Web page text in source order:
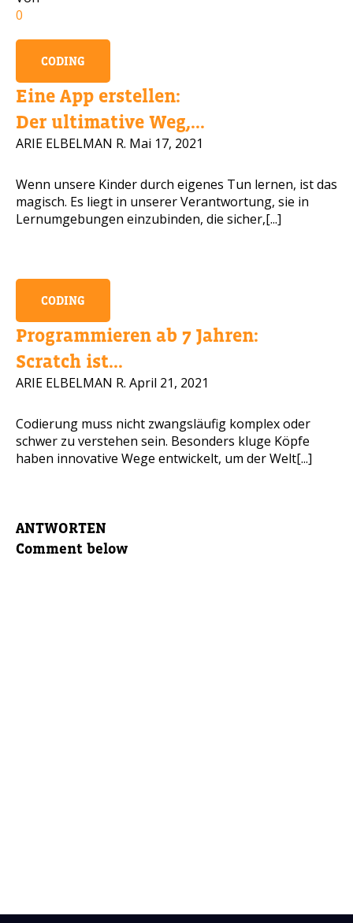
0
CODING
Eine App erstellen:
Der ultimative Weg,...
ARIE ELBELMAN R. Mai 17, 2021
Wenn unsere Kinder durch eigenes Tun lernen, ist das
magisch. Es liegt in unserer Verantwortung, sie in
Lernumgebungen einzubinden, die sicher,[...]
CODING
Programmieren ab 7 Jahren:
Scratch ist...
ARIE ELBELMAN R. April 21, 2021
Codierung muss nicht zwangsläufig komplex oder
schwer zu verstehen sein. Besonders kluge Köpfe
haben innovative Wege entwickelt, um der Welt[...]
ANTWORTEN
Comment below